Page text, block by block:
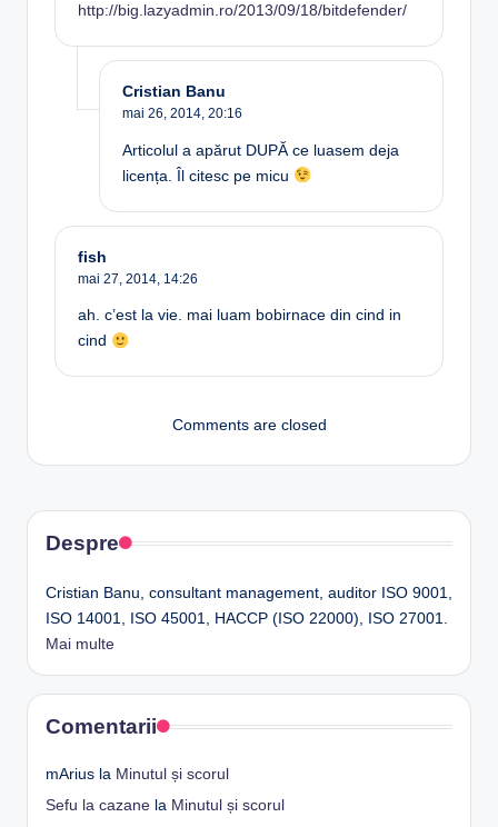
http://big.lazyadmin.ro/2013/09/18/bitdefender/
Cristian Banu
mai 26, 2014, 20:16
Articolul a apărut DUPĂ ce luasem deja
licența. Îl citesc pe micu
fish
mai 27, 2014, 14:26
ah. c’est la vie. mai luam bobirnace din cind in
cind
Comments are closed
Despre
Cristian Banu, consultant management, auditor ISO 9001,
ISO 14001, ISO 45001, HACCP (ISO 22000), ISO 27001.
Mai multe
Comentarii
mArius la Minutul și scorul
Sefu la cazane la Minutul și scorul